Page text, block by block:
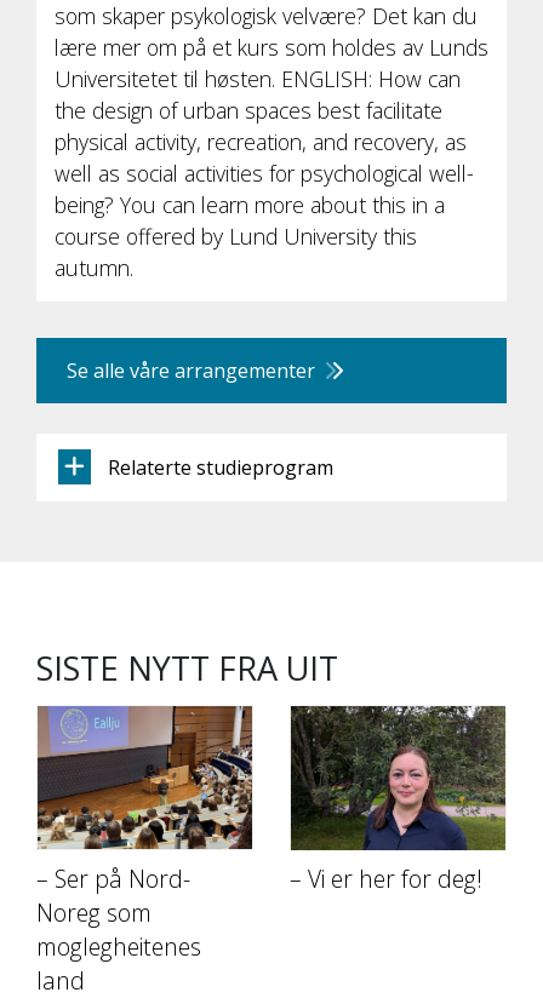
som skaper psykologisk velvære? Det kan du
lære mer om på et kurs som holdes av Lunds
Universitetet til høsten. ENGLISH: How can
the design of urban spaces best facilitate
physical activity, recreation, and recovery, as
well as social activities for psychological well-
being? You can learn more about this in a
course offered by Lund University this
autumn.
Se alle våre arrangementer
Relaterte studieprogram
SISTE NYTT FRA UIT
– Ser på Nord-
Noreg som
moglegheitenes
land
– Vi er her for deg!